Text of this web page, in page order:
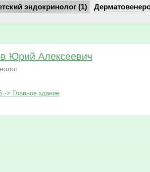
эндокринолог (1)
Юрий Алексеевич
> Главное здание